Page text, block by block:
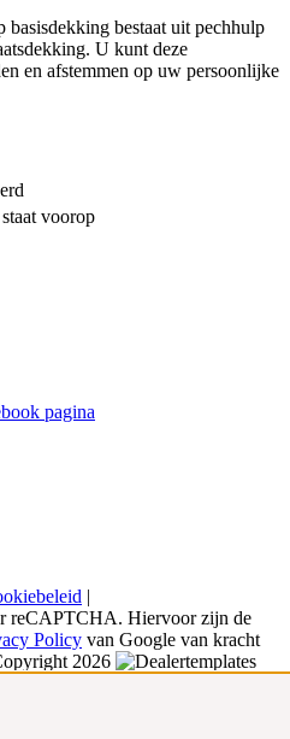
bestaat uit pechhulp
U kunt deze
en afstemmen op uw persoonlijke
voorop
pagina
|
reCAPTCHA. Hiervoor zijn de
Policy van Google van kracht
2026